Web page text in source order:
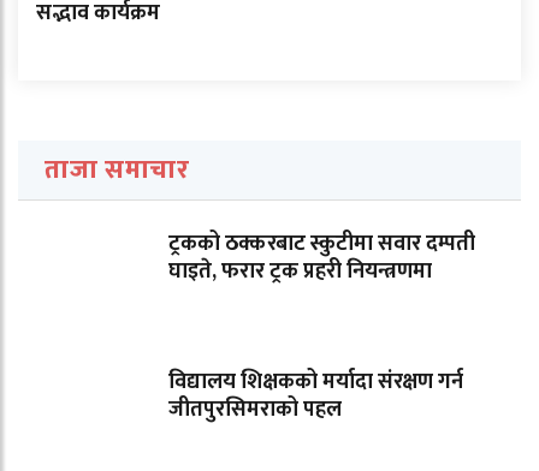
सद्भाव कार्यक्रम
ताजा समाचार
ट्रकको ठक्करबाट स्कुटीमा सवार दम्पती
घाइते, फरार ट्रक प्रहरी नियन्त्रणमा
विद्यालय शिक्षकको मर्यादा संरक्षण गर्न
जीतपुरसिमराको पहल